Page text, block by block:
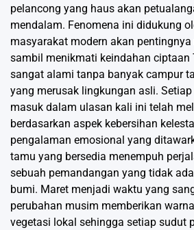
pelancong yang haus akan
mendalam. Fenomena ini didukung
masyarakat modern akan
sambil menikmati keindahan ciptaan
sangat alami tanpa banyak campur
yang merusak lingkungan asli.
masuk dalam ulasan kali ini telah
berdasarkan aspek kebersihan
pengalaman emosional yang
tamu yang bersedia menempuh
sebuah pemandangan yang tidak
bumi. Maret menjadi waktu yang
perubahan musim memberikan
vegetasi lokal sehingga setiap sudut